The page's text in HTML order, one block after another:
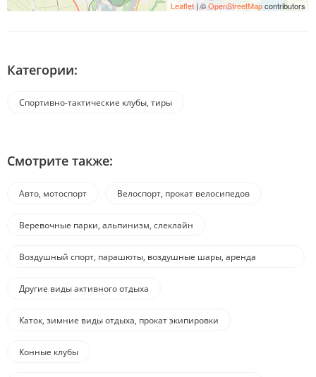
Leaflet| ©OpenStreetMapcontributors
Категории:
Спортивно-тактические клубы, тиры
Смотрите также:
Авто, мотоспорт Велоспорт, прокат велосипедов
Веревочные парки, альпинизм, слеклайн
Воздушный спорт, парашюты, воздушные шары, аренда
Другие виды активного отдыха
Каток, зимние виды отдыха, прокат экипировки
Конные клубы